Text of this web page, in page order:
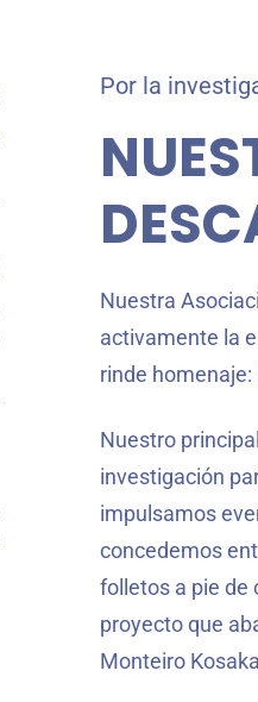
Por la
Nuestra
activamente la
rinde homenaje:
Nuestro
investigación
impulsamos
concedemos
folletos a pie de
proyecto que
Monteiro